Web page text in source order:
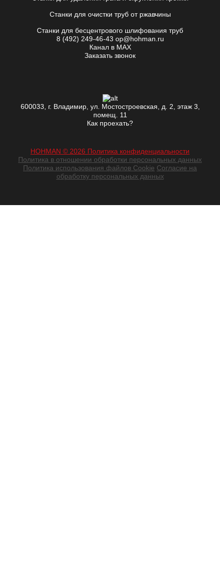
Станки для очистки труб от ржавчины
Станки для бесцентрового шлифования труб
8 (492) 249-46-43 op@hohman.ru
Канал в MAX
Заказать звонок
600033, г. Владимир, ул. Мостостроевская, д. 2, этаж 3,
помещ. 11
Как проехать?
HOHMAN © 2026 Политика конфиденциальности
Политика в отношении обработки персональных данных
Политика использования файлов Cookie Согласие на
обработку персональных данных